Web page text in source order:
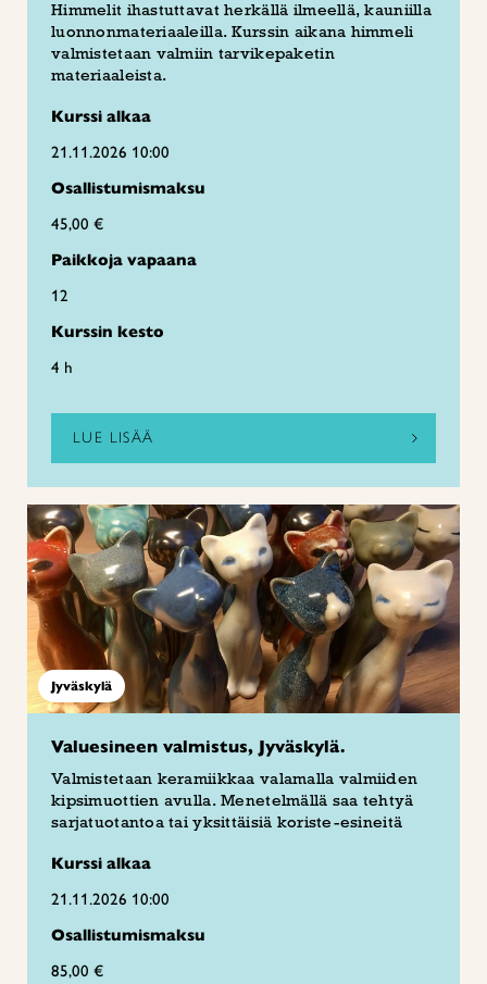
Himmelit ihastuttavat herkällä ilmeellä, kauniilla
luonnonmateriaaleilla. Kurssin aikana himmeli
valmistetaan valmiin tarvikepaketin
materiaaleista.
Kurssi alkaa
21.11.2026 10:00
Osallistumismaksu
45,00 €
Paikkoja vapaana
12
Kurssin kesto
4 h
LUE LISÄÄ
Jyväskylä
Valuesineen valmistus, Jyväskylä.
Valmistetaan keramiikkaa valamalla valmiiden
kipsimuottien avulla. Menetelmällä saa tehtyä
sarjatuotantoa tai yksittäisiä koriste-esineitä
Kurssi alkaa
21.11.2026 10:00
Osallistumismaksu
85,00 €